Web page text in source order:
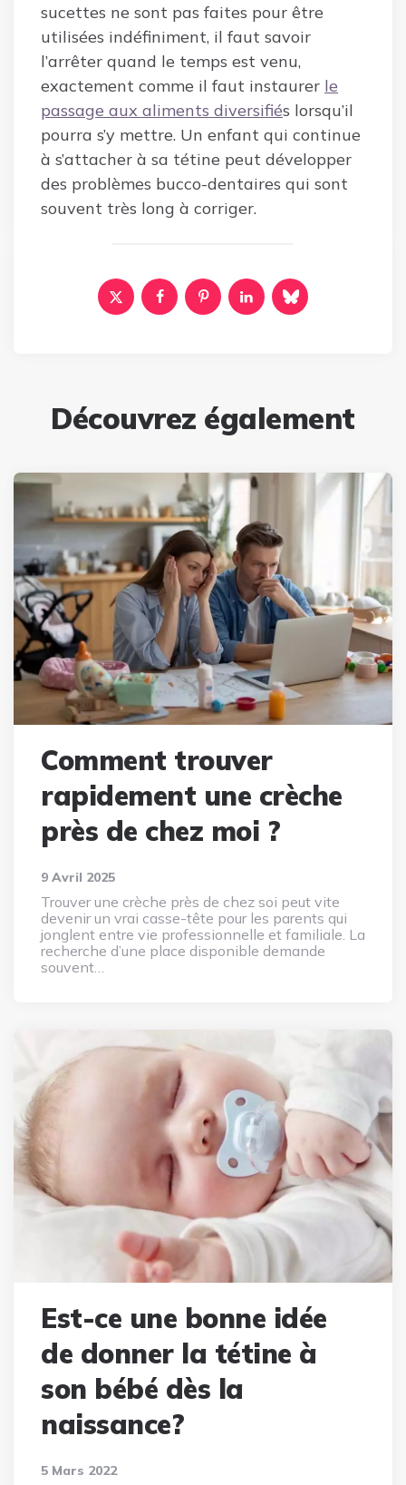
sucettes ne sont pas faites pour être
utilisées indéfiniment, il faut savoir
l’arrêter quand le temps est venu,
exactement comme il faut instaurer le
passage aux aliments diversifiés lorsqu’il
pourra s’y mettre. Un enfant qui continue
à s’attacher à sa tétine peut développer
des problèmes bucco-dentaires qui sont
souvent très long à corriger.
Découvrez également
Comment trouver
rapidement une crèche
près de chez moi ?
9 Avril 2025
Trouver une crèche près de chez soi peut vite
devenir un vrai casse-tête pour les parents qui
jonglent entre vie professionnelle et familiale. La
recherche d’une place disponible demande
souvent…
Est-ce une bonne idée
de donner la tétine à
son bébé dès la
naissance?
5 Mars 2022